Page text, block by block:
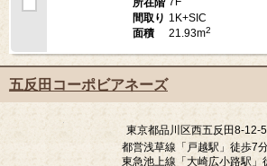
所在階 7F
間取り 1K+SIC
面積
21.93m2
五反田コーポビアネーズ
東京都品川区西五反田8-12-5
都営浅草線「戸越駅」徒歩7分